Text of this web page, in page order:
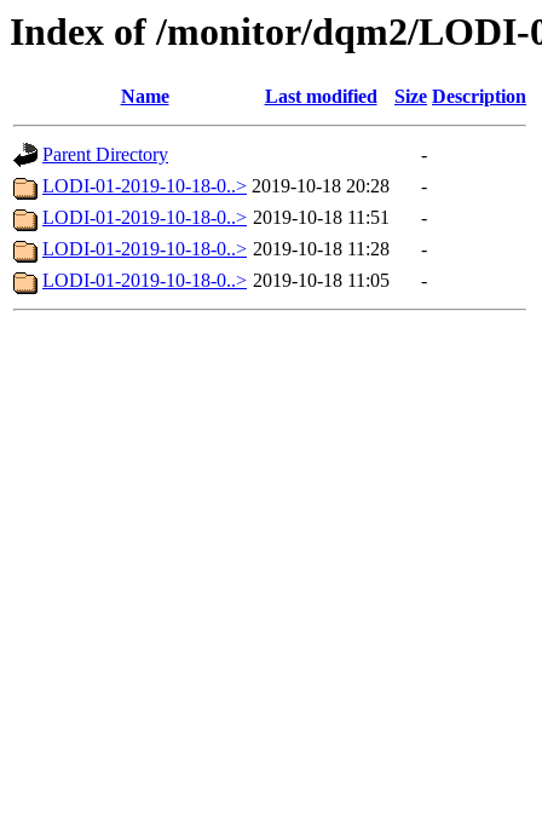
Index of /monitor/dqm2/LODI-
Name Last modified Size Description
Parent Directory
-
LODI-01-2019-10-18-0..> 2019-10-18 20:28
-
LODI-01-2019-10-18-0..> 2019-10-18 11:51
-
LODI-01-2019-10-18-0..> 2019-10-18 11:28
-
LODI-01-2019-10-18-0..> 2019-10-18 11:05 -